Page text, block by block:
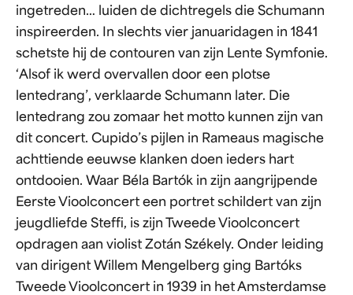
ingetreden… luiden de dichtregels die Schumann
inspireerden. In slechts vier januaridagen in 1841
schetste hij de contouren van zijn Lente Symfonie.
‘Alsof ik werd overvallen door een plotse
lentedrang’, verklaarde Schumann later. Die
lentedrang zou zomaar het motto kunnen zijn van
dit concert. Cupido’s pijlen in Rameaus magische
achttiende eeuwse klanken doen ieders hart
ontdooien. Waar Béla Bartók in zijn aangrijpende
Eerste Vioolconcert een portret schildert van zijn
jeugdliefde Steffi, is zijn Tweede Vioolconcert
opdragen aan violist Zotán Székely. Onder leiding
van dirigent Willem Mengelberg ging Bartóks
Tweede Vioolconcert in 1939 in het Amsterdamse